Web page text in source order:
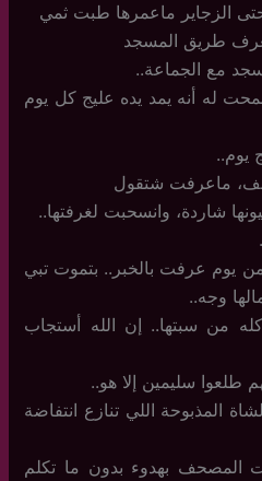
الزجاير ماعمرها طبت ثمي
طريق المسجد
مع الجماعة..
له أنه يمد يده عليج كل يوم
يوم..
ماعرفت شتقول
شاردة، وانسحبت لغرفتها..
يوم عرفت بالخبر.. بتموت تبي
وجه..
من سبتها.. إن الله أستجاب
طلعوا سليمين إلا هو..
المذبوحة اللي تنازع انتفاضة
المصحف بهدوء بدون ما تكلم